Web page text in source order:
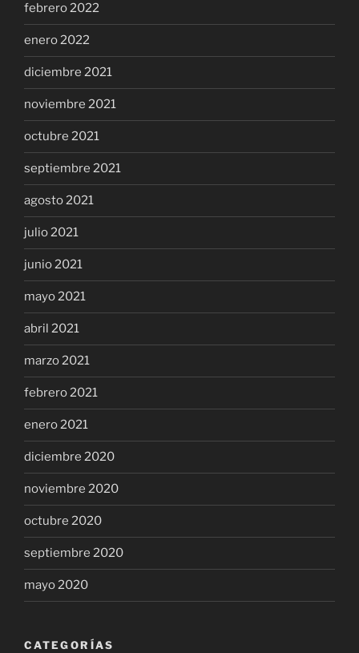
febrero 2022
enero 2022
diciembre 2021
noviembre 2021
octubre 2021
septiembre 2021
agosto 2021
julio 2021
junio 2021
mayo 2021
abril 2021
marzo 2021
febrero 2021
enero 2021
diciembre 2020
noviembre 2020
octubre 2020
septiembre 2020
mayo 2020
CATEGORÍAS